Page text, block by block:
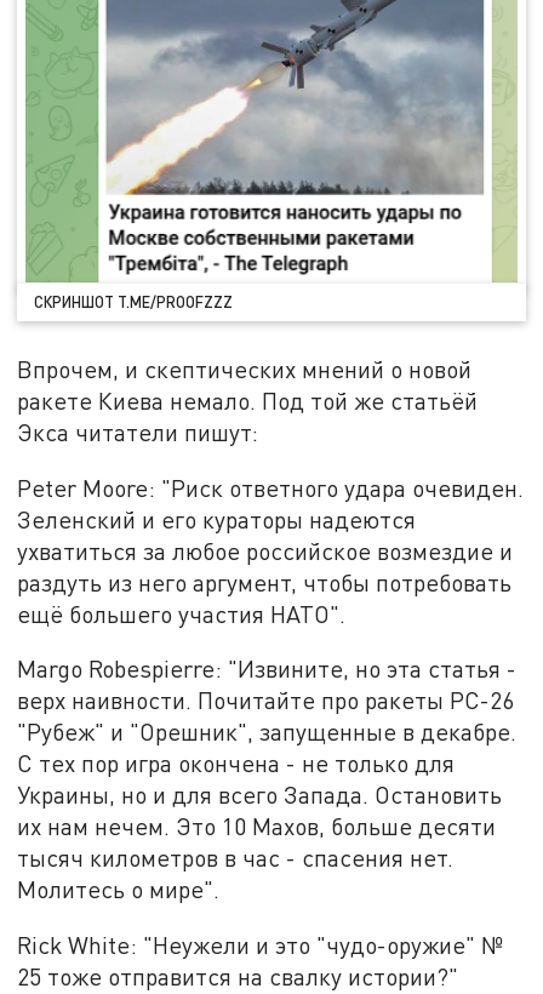
СКРИНШОТ T.ME/PROOFZZZ
Впрочем, и скептических мнений о новой
ракете Киева немало. Под той же статьёй
Экса читатели пишут:
Peter Moore: "Риск ответного удара очевиден.
Зеленский и его кураторы надеются
ухватиться за любое российское возмездие и
раздуть из него аргумент, чтобы потребовать
ещё большего участия НАТО".
Margo Robespierre: "Извините, но эта статья -
верх наивности. Почитайте про ракеты РС-26
"Рубеж" и "Орешник", запущенные в декабре.
С тех пор игра окончена - не только для
Украины, но и для всего Запада. Остановить
их нам нечем. Это 10 Махов, больше десяти
тысяч километров в час - спасения нет.
Молитесь о мире".
Rick White: "Неужели и это "чудо-оружие" №
25 тоже отправится на свалку истории?"